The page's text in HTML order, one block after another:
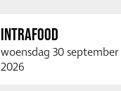
INTRAFOOD
woensdag 30 september
2026